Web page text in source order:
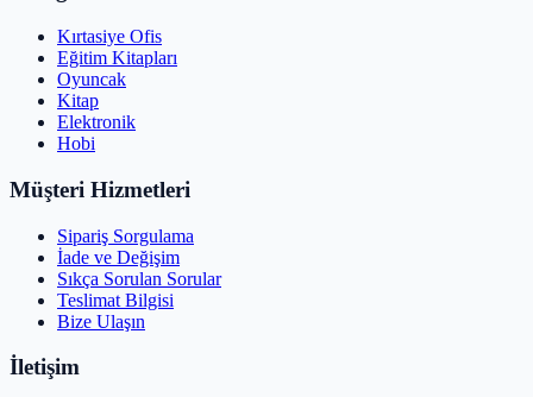
Kırtasiye Ofis
Eğitim Kitapları
Oyuncak
Kitap
Elektronik
Hobi
Müşteri Hizmetleri
Sipariş Sorgulama
İade ve Değişim
Sıkça Sorulan Sorular
Teslimat Bilgisi
Bize Ulaşın
İletişim